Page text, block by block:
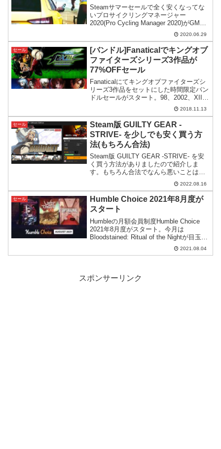
Steamサマーセールで全く安くなってな
いプロサイクリングマネージャー
2020(Pro Cycling Manager 2020)がGMG
ではセールになっていますので紹介。サ
イクルロードレースが好きな方は是非。
2020.06.29
セール
[バンドル]Fanaticalでキングオブ
ファイターズシリーズ3作品が
77%OFFセール
Fanaticalにてキングオブファイターズシ
リーズ3作品をセットにした時間限定バン
ドルセールがスタート。98、2002、XIII
の3本がセットで77%OFFです。2018.11.13
セール
Steam版 GUILTY GEAR -
STRIVE- を少しでも安く買う方
法(もちろん合法)
Steam版 GUILTY GEAR -STRIVE- を安
く買う方法がありましたので紹介しま
す。もちろん合法でなんら悪いことはし
2022.08.16
セール
Humble Choice 2021年8月度が
スタート
Humbleの月額会員制度Humble Choice
2021年8月度がスタート。今月は
Bloodstained: Ritual of the Nightが目玉で
すが、全体的には大人しめの印象を受け
2021.08.04
スポンサーリンク